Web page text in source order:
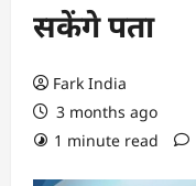
सकेंगे पता
Fark India
3 months ago
1 minute read